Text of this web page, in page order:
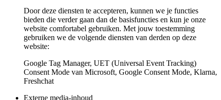
Door deze diensten te accepteren, kunnen we je functies
bieden die verder gaan dan de basisfuncties en kun je onze
website comfortabel gebruiken. Met jouw toestemming
gebruiken we de volgende diensten van derden op deze
website:
Google Tag Manager, UET (Universal Event Tracking)
Consent Mode van Microsoft, Google Consent Mode, Klarna,
Freshchat
Externe media-inhoud